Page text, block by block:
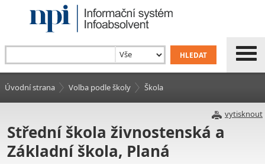
Úvodní strana Volba podle školy Škola
vytisknout
Střední škola živnostenská a
Základní škola, Planá